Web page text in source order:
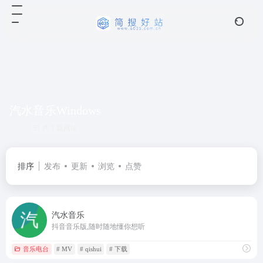
排序 发布 更新 浏览 点赞
汽水音乐
抖音音乐版,随时随地懂你想听
音乐电台 # MV # qishui # 下载